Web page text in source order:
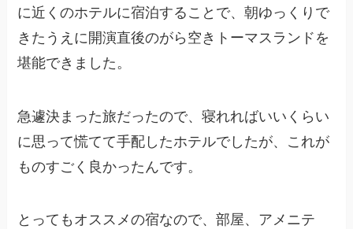
に近くのホテルに宿泊することで、朝ゆっくりで
きたうえに開演直後のがら空きトーマスランドを
堪能できました。
急遽決まった旅だったので、寝れればいいくらい
に思って慌てて手配したホテルでしたが、これが
ものすごく良かったんです。
とってもオススメの宿なので、部屋、アメニテ